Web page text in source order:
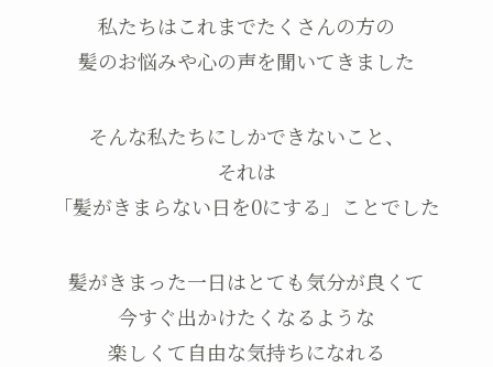
私たちはこれまでたくさんの方の
髪のお悩みや心の声を聞いてきました
そんな私たちにしかできないこと、
それは
「髪がきまらない日を0にする」ことでした
髪がきまった一日はとても気分が良くて
今すぐ出かけたくなるような
楽しくて自由な気持ちになれる